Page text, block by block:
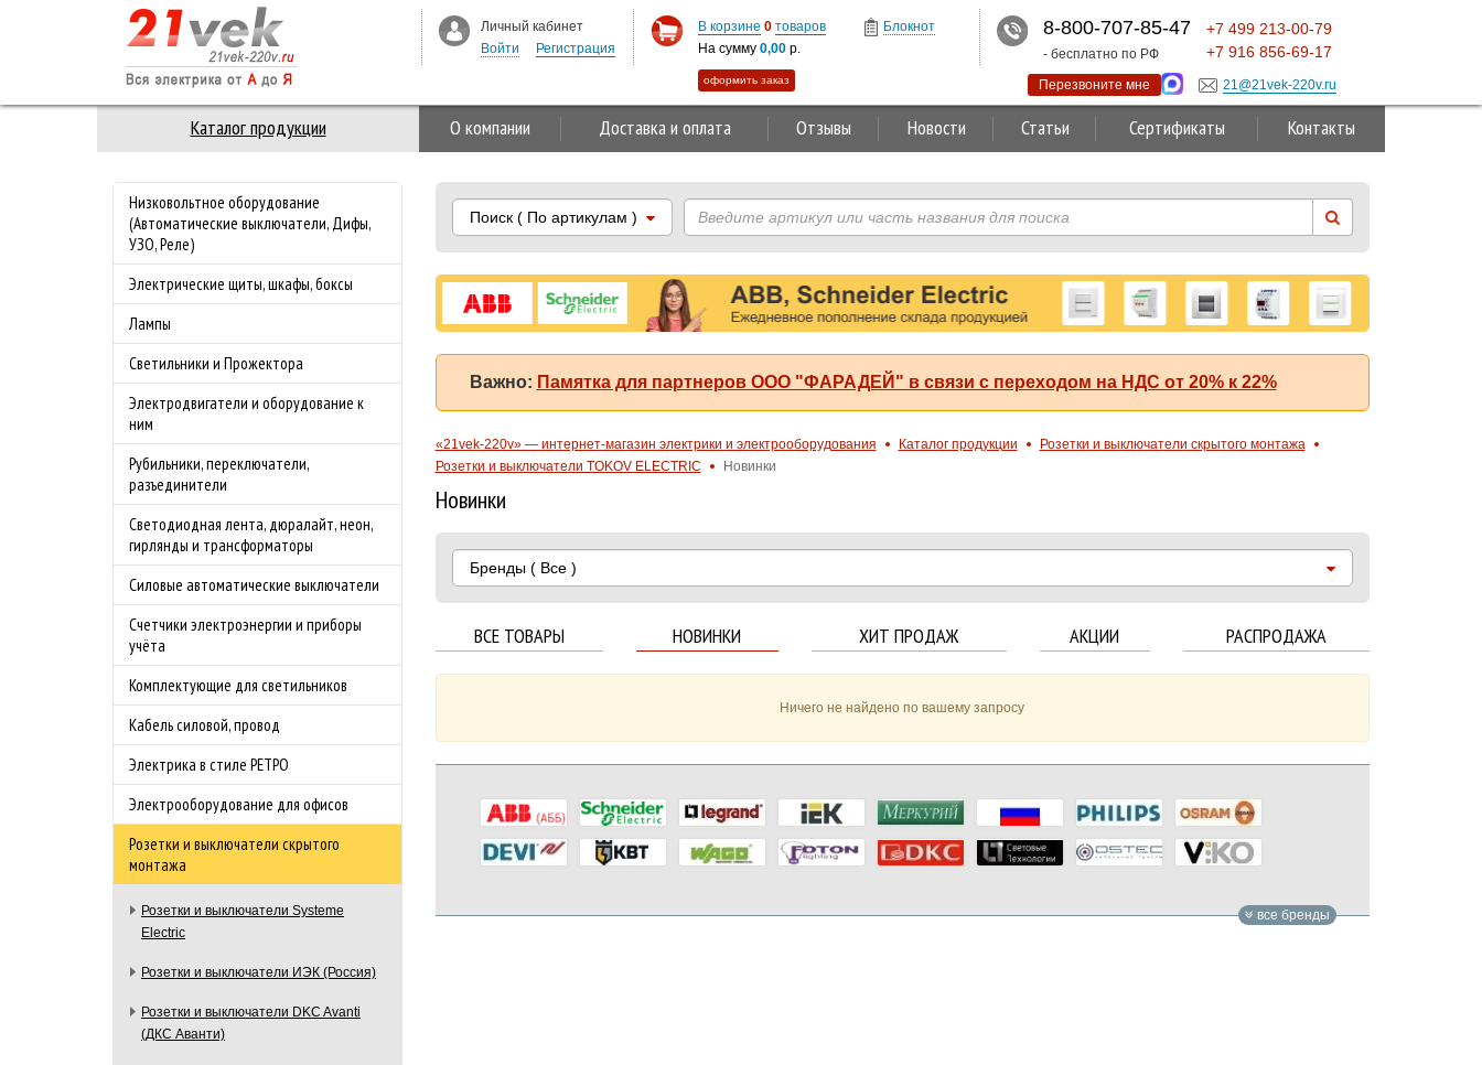
Каталог продукции О компании Доставка и оплата Отзывы Новости Статьи Сертификаты Контакты
Низковольтное оборудование
(Автоматические выключатели, Дифы,
УЗО, Реле)
Электрические щиты, шкафы, боксы
Лампы
Светильники и Прожектора
Электродвигатели и оборудование к
ним
Рубильники, переключатели,
разъединители
Светодиодная лента, дюралайт, неон,
гирлянды и трансформаторы
Силовые автоматические выключатели
Счетчики электроэнергии и приборы
учёта
Комплектующие для светильников
Кабель силовой, провод
Электрика в стиле РЕТРО
Электрооборудование для офисов
Розетки и выключатели скрытого
монтажа
Розетки и выключатели Systeme
Electric
Розетки и выключатели ИЭК (Россия)
Розетки и выключатели DKC Avanti
(ДКС Аванти)
Поиск( По артикулам )
Важно: Памятка для партнеров ООО "ФАРАДЕЙ" в связи с переходом на НДС от 20% к 22%
«21vek-220v» — интернет-магазин электрики и электрооборудования Каталог продукции
Розетки и выключатели скрытого монтажа
Розетки и выключатели TOKOV ELECTRIC
Новинки
Новинки
Бренды( Все )
ВСЕ ТОВАРЫ НОВИНКИ ХИТ ПРОДАЖ АКЦИИ РАСПРОДАЖА
Ничего не найдено по вашему запросу
все бренды
Личный кабинет
Войти
Регистрация
В корзине 0 товаров
На сумму 0,00 р.
оформить заказ
Блокнот 8-800-707-85-47
- бесплатно по РФ
+7 499 213-00-79
+7 916 856-69-17
Перезвоните мне 21@21vek-220v.ru